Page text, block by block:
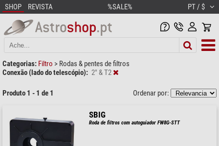
SHOP REVISTA %SALE% PT / $
Categorias: Filtro > Rodas & pentes de filtros
Conexão (lado do telescópio): 2" & T2
Produto 1 - 1 de 1 Ordenar por:
SBIG
Roda de filtros com autoguiador FW8G-STT